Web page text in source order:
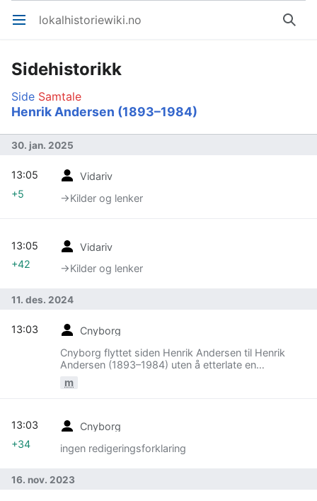
Åpne hovedmenyen lokalhistoriewiki.no Søk
Sidehistorikk
Side Samtale
Henrik Andersen (1893–1984)
30. jan. 2025
Vidariv
→‎Kilder og lenker
13:05
+5
Vidariv
→‎Kilder og lenker
13:05
+42
11. des. 2024
Cnyborg
Cnyborg flyttet siden Henrik Andersen til Henrik
Andersen (1893–1984) uten å etterlate en
m
13:03
Cnyborg
ingen redigeringsforklaring
13:03
+34
16. nov. 2023